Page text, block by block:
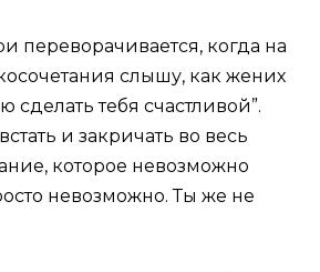
переворачивается, когда на
слышу, как жених
сделать тебя счастливой”.
и закричать во весь
которое невозможно
невозможно. Ты же не